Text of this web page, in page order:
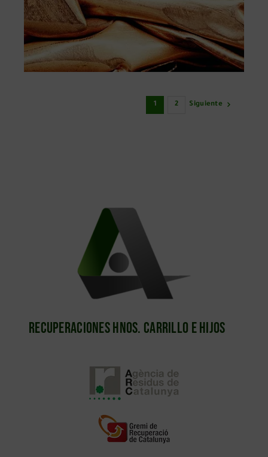
1 2 Siguiente
Recuperaciones Hnos. Carrillo e Hijos